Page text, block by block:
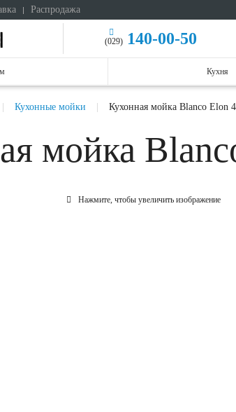
Распродажа
(029) 140-00-50
Кухня
Кухонные мойки Кухонная мойка Blanco Elon
мойка
Нажмите, чтобы увеличить изображение